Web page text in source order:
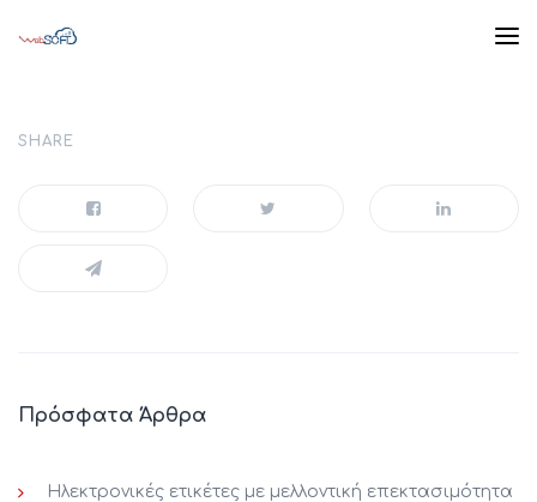
SHARE
Πρόσφατα Άρθρα
Ηλεκτρονικές ετικέτες με μελλοντική επεκτασιμότητα